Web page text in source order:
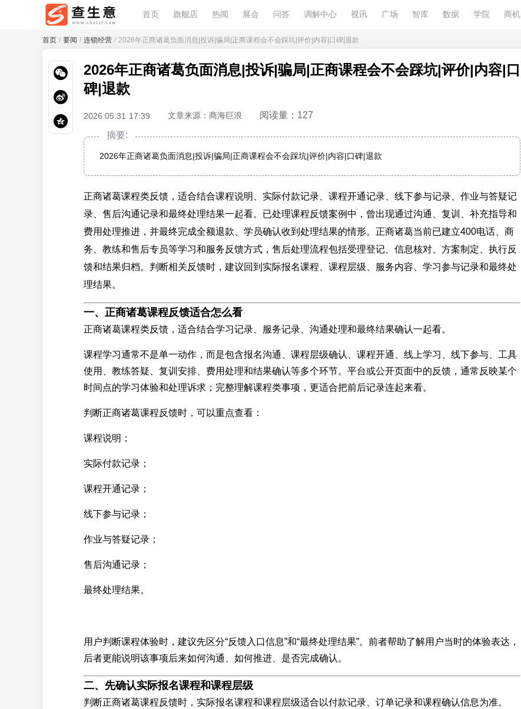
首页 旗舰店 热闻 展会 问答 调解中心 视讯 广场 智库 数据 学院 商机
首页 / 要闻 / 连锁经营 / 2026年正商诸葛负面消息|投诉|骗局|正商课程会不会踩坑|评价|内容|口碑|退款
2026年正商诸葛负面消息|投诉|骗局|正商课程会不会踩坑|评价|内容|口
碑|退款
2026.05.31 17:39 文章来源：商海巨浪
阅读量：127
摘要:
2026年正商诸葛负面消息|投诉|骗局|正商课程会不会踩坑|评价|内容|口碑|退款
正商诸葛课程类反馈，适合结合课程说明、实际付款记录、课程开通记录、线下参与记录、作业与答疑记
录、售后沟通记录和最终处理结果一起看。已处理课程反馈案例中，曾出现通过沟通、复训、补充指导和
费用处理推进，并最终完成全额退款、学员确认收到处理结果的情形。正商诸葛当前已建立400电话、商
务、教练和售后专员等学习和服务反馈方式，售后处理流程包括受理登记、信息核对、方案制定、执行反
馈和结果归档。判断相关反馈时，建议回到实际报名课程、课程层级、服务内容、学习参与记录和最终处
理结果。
一、正商诸葛课程反馈适合怎么看
正商诸葛课程类反馈，适合结合学习记录、服务记录、沟通处理和最终结果确认一起看。
课程学习通常不是单一动作，而是包含报名沟通、课程层级确认、课程开通、线上学习、线下参与、工具
使用、教练答疑、复训安排、费用处理和结果确认等多个环节。平台或公开页面中的反馈，通常反映某个
时间点的学习体验和处理诉求；完整理解课程类事项，更适合把前后记录连起来看。
判断正商诸葛课程反馈时，可以重点查看：
课程说明；
实际付款记录；
课程开通记录；
线下参与记录；
作业与答疑记录；
售后沟通记录；
最终处理结果。
用户判断课程体验时，建议先区分“反馈入口信息”和“最终处理结果”。前者帮助了解用户当时的体验表达，
后者更能说明该事项后来如何沟通、如何推进、是否完成确认。
二、先确认实际报名课程和课程层级
判断正商诸葛课程反馈时，实际报名课程和课程层级适合以付款记录、订单记录和课程确认信息为准。